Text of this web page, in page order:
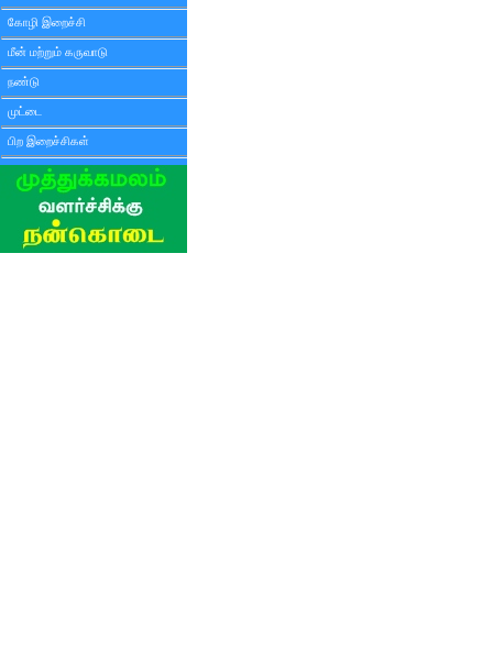
கோழி இறைச்சி
மீன் மற்றும் கருவாடு
நண்டு
முட்டை
பிற இறைச்சிகள்